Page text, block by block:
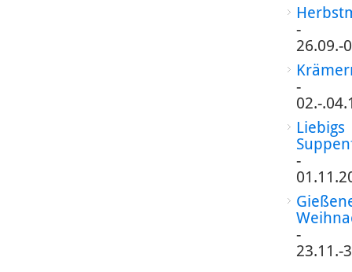
-
26.09.-
-
02.-
Liebigs
-
-
23.11.-